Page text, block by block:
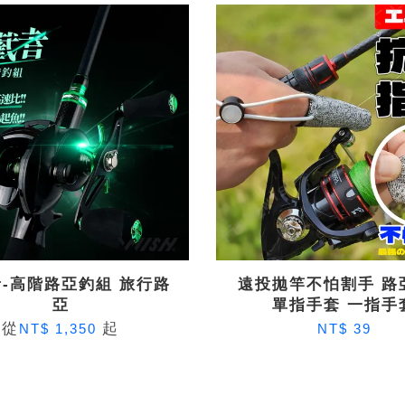
高階路亞釣組 旅行路
亞
從 NT$ 1,350 起
遠投拋竿不怕割手 路
單指手套 一指手
NT$ 39